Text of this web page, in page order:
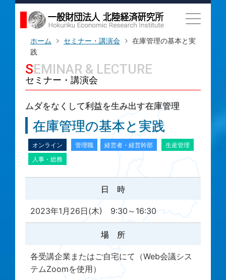
ホーム セミナー・講演会
在庫管理の基本と実
践
SEMINAR & LECTURE
セミナー・講演会
ムダをなくして利益を生み出す在庫管理
在庫管理の基本と実践
オンライン 管理職 経営者・経営幹部
生産管理
人事・総務
日 時
2023年1月26日(木) 9:30～16:30
場 所
各受講企業またはご自宅にて（Web会議シス
テムZoomを使用）